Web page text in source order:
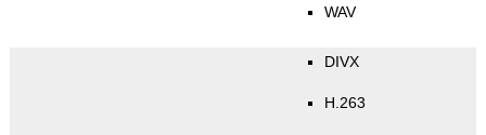
WAV
DIVX
H.263